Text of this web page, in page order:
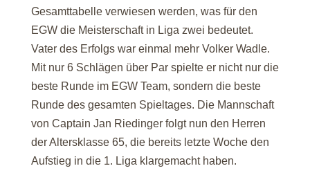
Gesamttabelle verwiesen werden, was für den
EGW die Meisterschaft in Liga zwei bedeutet.
Vater des Erfolgs war einmal mehr Volker Wadle.
Mit nur 6 Schlägen über Par spielte er nicht nur die
beste Runde im EGW Team, sondern die beste
Runde des gesamten Spieltages. Die Mannschaft
von Captain Jan Riedinger folgt nun den Herren
der Altersklasse 65, die bereits letzte Woche den
Aufstieg in die 1. Liga klargemacht haben.